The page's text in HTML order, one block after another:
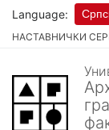
НАСТАВНИЧКИ
Language: